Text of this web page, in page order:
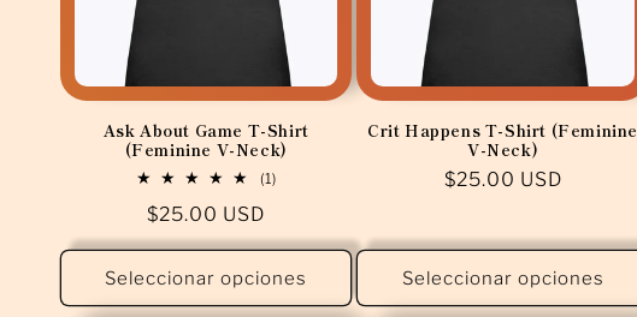
ó
:
Ask About Game T-Shirt
(Feminine V-Neck)
(1)1
Precio
habitual
$25.00 USD
Seleccionar opciones
Crit Happens T-Shirt (Feminine
V-Neck)
Precio
$25.00 USD
Seleccionar opciones